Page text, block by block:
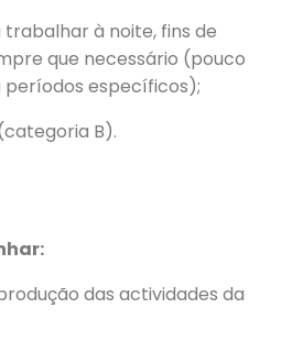
à noite, fins de
que necessário (pouco
específicos);
B).
das actividades da